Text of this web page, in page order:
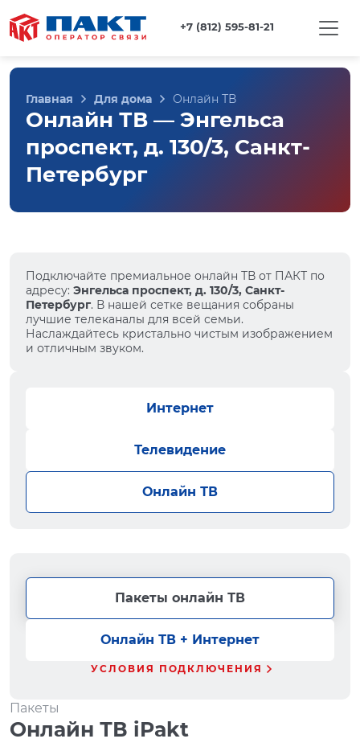
+7 (812) 595-81-21
Главная Для дома Онлайн ТВ
Онлайн ТВ — Энгельса
проспект, д. 130/3, Санкт-
Петербург
Подключайте премиальное онлайн ТВ от ПАКТ по
адресу: Энгельса проспект, д. 130/3, Санкт-
Петербург. В нашей сетке вещания собраны
лучшие телеканалы для всей семьи.
Наслаждайтесь кристально чистым изображением
и отличным звуком.
Интернет
Телевидение
Онлайн ТВ
Пакеты онлайн ТВ
Онлайн ТВ + Интернет
УСЛОВИЯ ПОДКЛЮЧЕНИЯ
Пакеты
Онлайн ТВ iPakt